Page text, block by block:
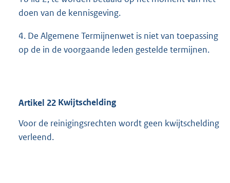
doen van de kennisgeving.
4. De Algemene Termijnenwet is niet van toepassing
op de in de voorgaande leden gestelde termijnen.
Artikel 22 Kwijtschelding
Voor de reinigingsrechten wordt geen kwijtschelding
verleend.